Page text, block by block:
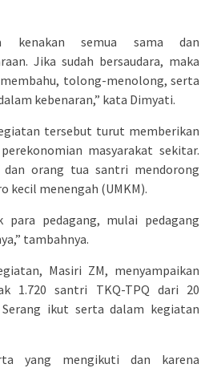
kenakan semua sama dan
Jika sudah bersaudara, maka
tolong-menolong, serta
kebenaran,” kata Dimyati.
tersebut turut memberikan
masyarakat sekitar.
dan orang tua santri mendorong
kecil menengah (UMKM).
pedagang, mulai pedagang
tambahnya.
Masiri ZM, menyampaikan
1.720 santri TKQ-TPQ dari 20
ikut serta dalam kegiatan
yang mengikuti dan karena